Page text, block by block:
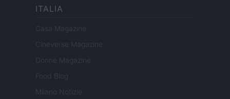
ITALIA
Casa Magazine
Cineverse Magazine
Donne Magazine
Food Blog
Milano Notizie